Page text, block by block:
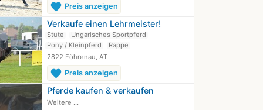
favorite Preis anzeigen
Verkaufe einen Lehrmeister!
Stute
Ungarisches Sportpferd
Pony / Kleinpferd
Rappe
2822 Föhrenau, AT
favorite Preis anzeigen
Pferde kaufen & verkaufen
Weitere ...